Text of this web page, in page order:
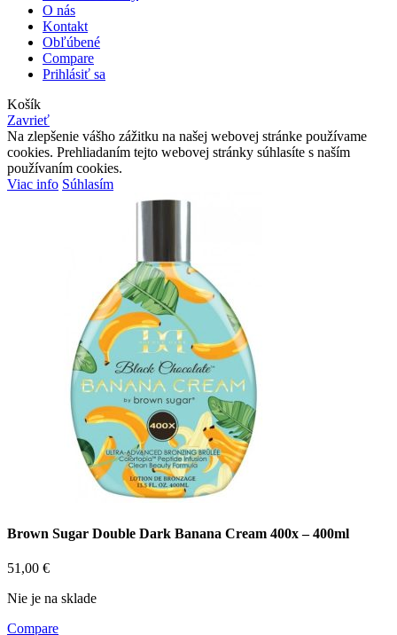
O nás
Kontakt
Obľúbené
Compare
Prihlásiť sa
Košík
Zavrieť
Na zlepšenie vášho zážitku na našej webovej stránke používame
cookies. Prehliadaním tejto webovej stránky súhlasíte s naším
používaním cookies.
Viac info Súhlasím
Brown Sugar Double Dark Banana Cream 400x – 400ml
51,00 €
Nie je na sklade
Compare